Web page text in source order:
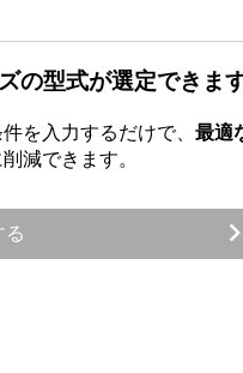
の型式が選定できま
を入力するだけで、 最適
減できます。
る